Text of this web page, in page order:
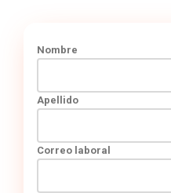
Nombre
Apellido
Correo laboral